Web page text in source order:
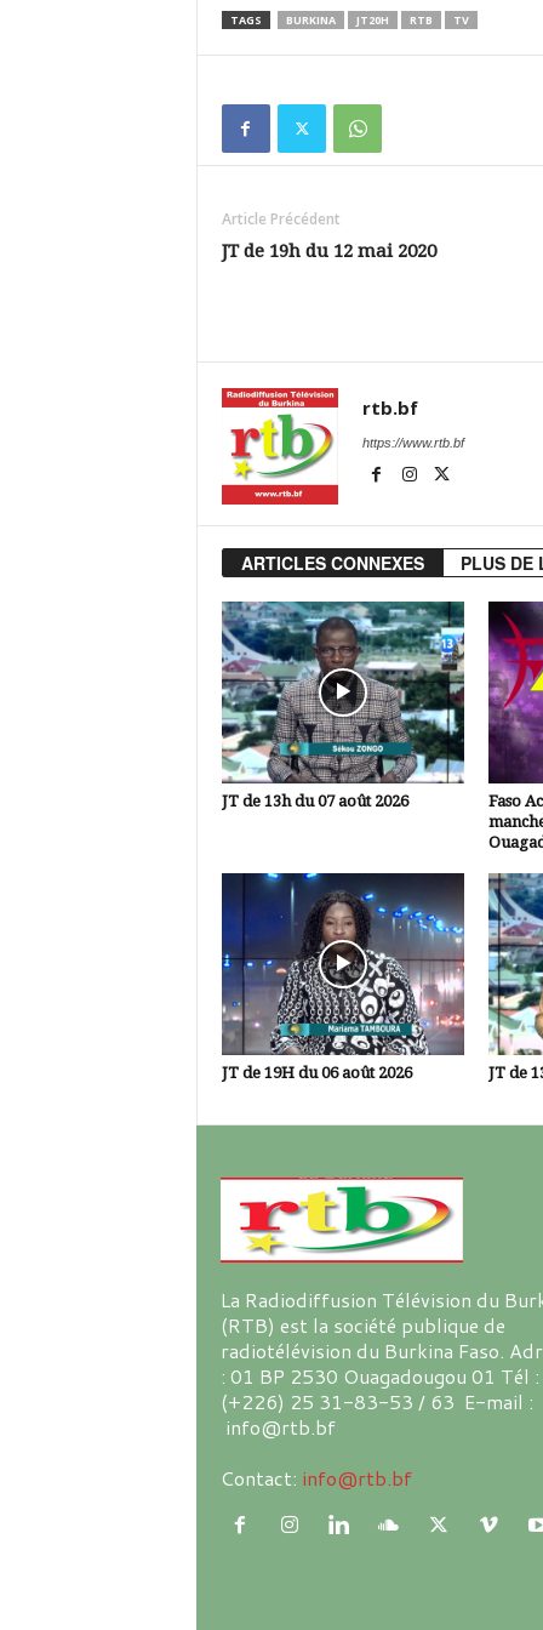
TAGS BURKINA JT20H RTB TV
Article Précédent
JT de 19h du 12 mai 2020
rtb.bf
https://www.rtb.bf
ARTICLES CONNEXES PLUS DE
JT de 13h du 07 août 2026
Faso
JT de 19H du 06 août 2026 JT de
La Radiodiffusion Télévision du
(RTB) est la société publique de
radiotélévision du Burkina Faso.
: 01 BP 2530 Ouagadougou 01 Tél :
(+226) 25 31-83-53 / 63 E-mail :
info@rtb.bf
Contact: info@rtb.bf